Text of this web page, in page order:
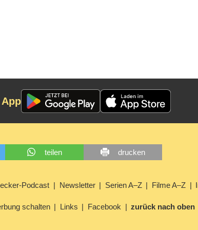
teilen drucken
Podcast Newsletter Serien A–Z Filme A–Z
schalten Links Facebook zurück nach oben